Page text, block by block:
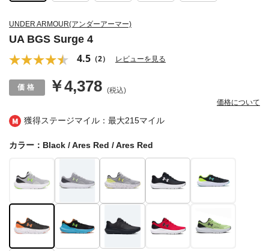
獲得ステージマイル：最大215マイル
UNDER ARMOUR(アンダーアーマー)
UA BGS Surge 4
4.5 （2） レビューを見る
￥4,378 (税込)
価格について
カラー：Black / Ares Red / Ares Red